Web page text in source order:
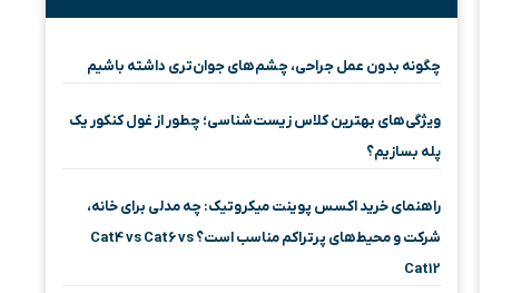
چگونه بدون عمل جراحی، چشم‌های جوان‌تری داشته باشیم
ویژگی‌های بهترین کلاس زیست‌شناسی؛ چطور از غول کنکور یک
پله بسازیم؟
راهنمای خرید اکسس پوینت میکروتیک: چه مدلی برای خانه،
شرکت و محیط‌های پرتراکم مناسب است؟ Cat4 vs Cat6 vs
Cat12